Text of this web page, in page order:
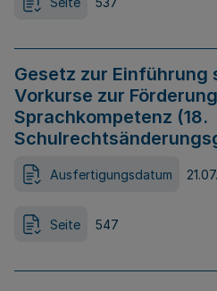
Gesetz zur Einführung
Vorkurse zur
Sprachkompetenz (18.
Ausfertigungsdatum
Seite 547